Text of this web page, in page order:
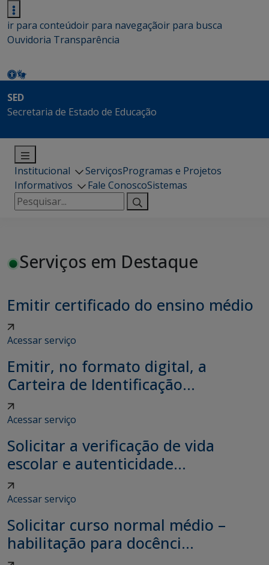
ir para conteúdoir para navegaçãoir para busca
Ouvidoria Transparência
SED
Secretaria de Estado de Educação
Institucional ServiçosProgramas e Projetos
Informativos
Fale ConoscoSistemas
Pesquisar
por:
Serviços em Destaque
Emitir certificado do ensino médio
Acessar serviço
Emitir, no formato digital, a
Carteira de Identificação...
Acessar serviço
Solicitar a verificação de vida
escolar e autenticidade...
Acessar serviço
Solicitar curso normal médio –
habilitação para docênci...